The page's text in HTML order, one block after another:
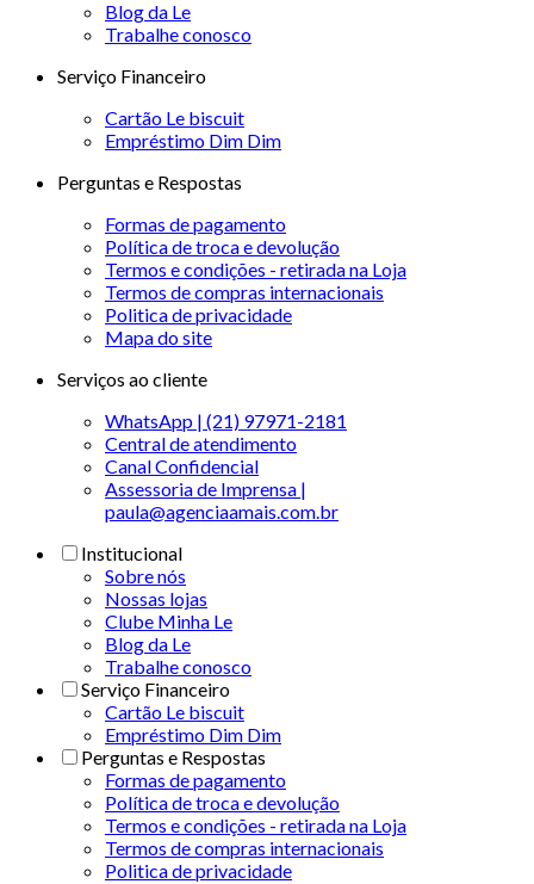
Blog da Le
Trabalhe conosco
Serviço Financeiro
Cartão Le biscuit
Empréstimo Dim Dim
Perguntas e Respostas
Formas de pagamento
Política de troca e devolução
Termos e condições - retirada na Loja
Termos de compras internacionais
Politica de privacidade
Mapa do site
Serviços ao cliente
WhatsApp | (21) 97971-2181
Central de atendimento
Canal Confidencial
Assessoria de Imprensa |
paula@agenciaamais.com.br
Institucional
Sobre nós
Nossas lojas
Clube Minha Le
Blog da Le
Trabalhe conosco
Serviço Financeiro
Cartão Le biscuit
Empréstimo Dim Dim
Perguntas e Respostas
Formas de pagamento
Política de troca e devolução
Termos e condições - retirada na Loja
Termos de compras internacionais
Politica de privacidade